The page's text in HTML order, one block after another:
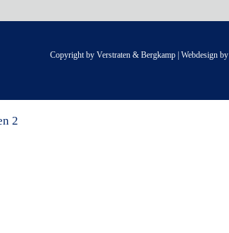
Copyright by Verstraten & Bergkamp | Webdesign by
2